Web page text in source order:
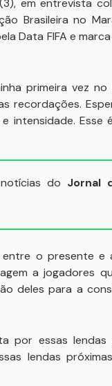
em entrevista
Brasileira no
Data FIFA e
primeira vez
recordações.
intensidade. Esse
do Jornal
o presente e
a jogadores
deles para a
por essas
lendas